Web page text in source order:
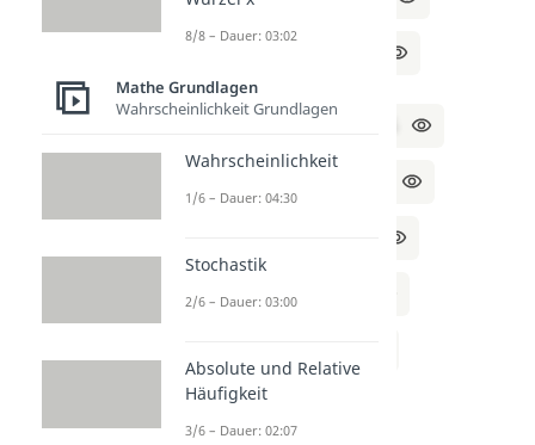
4x – 2y + 6 = 2 | -6
⇔ x = (2y – 4) / 4
Setze I und II gleich:
8/8 – Dauer: 03:02
Mathe Grundlagen
Wahrscheinlichkeit Grundlagen
Wahrscheinlichkeit
1/6 – Dauer: 04:30
Stochastik
2/6 – Dauer: 03:00
Absolute und Relative
Häufigkeit
3/6 – Dauer: 02:07